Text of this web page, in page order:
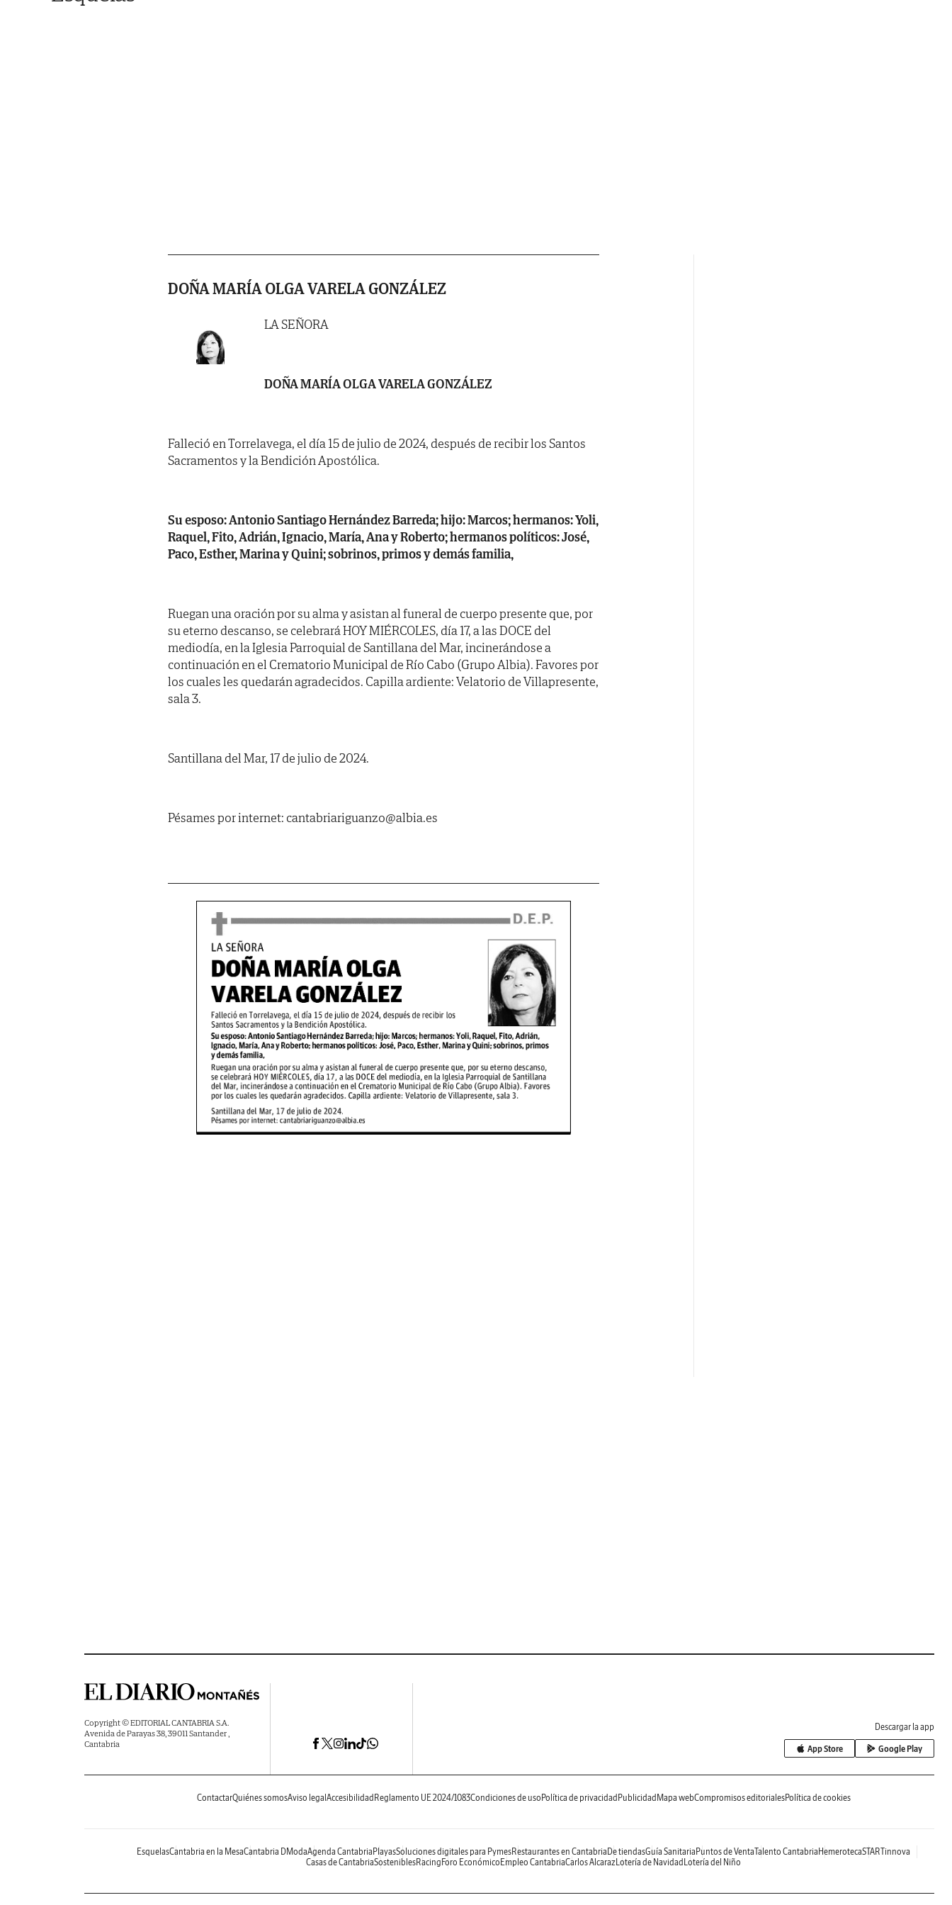
DOÑA MARÍA OLGA VARELA GONZÁLEZ
LA SEÑORA
DOÑA MARÍA OLGA VARELA GONZÁLEZ
Falleció en Torrelavega, el día 15 de julio de 2024, después de recibir los Santos
Sacramentos y la Bendición Apostólica.
Su esposo: Antonio Santiago Hernández Barreda; hijo: Marcos; hermanos: Yoli,
Raquel, Fito, Adrián, Ignacio, María, Ana y Roberto; hermanos políticos: José,
Paco, Esther, Marina y Quini; sobrinos, primos y demás familia,
Ruegan una oración por su alma y asistan al funeral de cuerpo presente que, por
su eterno descanso, se celebrará HOY MIÉRCOLES, día 17, a las DOCE del
mediodía, en la Iglesia Parroquial de Santillana del Mar, incinerándose a
continuación en el Crematorio Municipal de Río Cabo (Grupo Albia). Favores por
los cuales les quedarán agradecidos. Capilla ardiente: Velatorio de Villapresente,
sala 3.
Santillana del Mar, 17 de julio de 2024.
Pésames por internet: cantabriariguanzo@albia.es
Copyright © EDITORIAL CANTABRIA S.A.
Avenida de Parayas 38, 39011 Santander ,
Cantabria
Descargar la app
App Store Google Play
ContactarQuiénes somosAviso legal Accesibilidad Reglamento UE 2024/1083Condiciones de uso Política de privacidad Publicidad Mapa webCompromisos editorialesPolítica de cookies
EsquelasCantabria en la MesaCantabria DModaAgenda Cantabria PlayasSoluciones digitales para PymesRestaurantes en Cantabria De tiendasGuía Sanitaria Puntos de VentaTalento Cantabria HemerotecaSTARTinnova
Casas de CantabriaSosteniblesRacing Foro Económico Empleo CantabriaCarlos AlcarazLotería de Navidad Lotería del Niño